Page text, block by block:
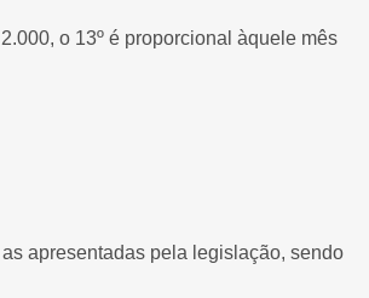
o 13º é proporcional àquele mês
apresentadas pela legislação, sendo